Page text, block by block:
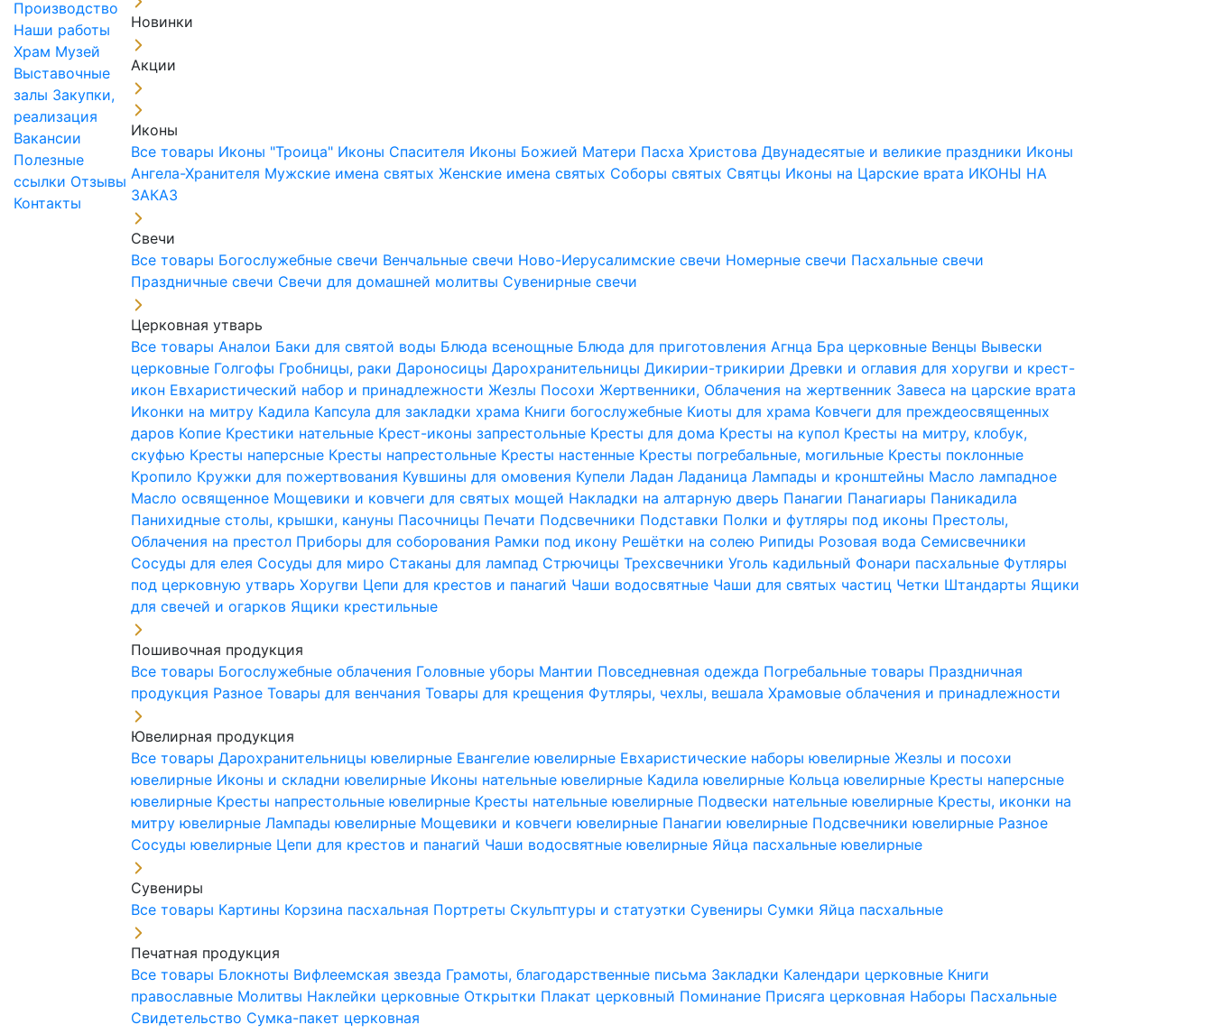
Производство
Наши работы
Храм Музей
Выставочные
залы Закупки,
реализация
Вакансии
Полезные
ссылки Отзывы
Контакты
Новинки
Акции
Иконы
Все товары Иконы "Троица" Иконы Спасителя Иконы Божией Матери Пасха ХристоваДвунадесятые и великие праздники Иконы
Ангела-Хранителя Мужские имена святыхЖенские имена святых Соборы святых Святцы Иконы на Царские врата ИКОНЫ НА
ЗАКАЗ
Свечи
Все товары Богослужебные свечи Венчальные свечи Ново-Иерусалимские свечи Номерные свечи Пасхальные свечи
Праздничные свечи Свечи для домашней молитвы Сувенирные свечи
Церковная утварь
Все товарыАналои Баки для святой воды Блюда всенощные Блюда для приготовления Агнца Бра церковные Венцы Вывески
церковные Голгофы Гробницы, ракиДароносицыДарохранительницыДикирии-трикирииДревки и оглавия для хоругви и крест-
икон Евхаристический набор и принадлежностиЖезлы ПосохиЖертвенники, Облачения на жертвенник Завеса на царские врата
Иконки на митру Кадила Капсула для закладки храма Книги богослужебные Киоты для храма Ковчеги для преждеосвященных
даров Копие Крестики нательные Крест-иконы запрестольные Кресты для дома Кресты на купол Кресты на митру, клобук,
скуфью Кресты наперсные Кресты напрестольные Кресты настенные Кресты погребальные, могильные Кресты поклонные
Кропило Кружки для пожертвования Кувшины для омовения КупелиЛаданЛаданицаЛампады и кронштейны Масло лампадное
Масло освященное Мощевики и ковчеги для святых мощей Накладки на алтарную дверь Панагии Панагиары Паникадила
Панихидные столы, крышки, кануны Пасочницы Печати Подсвечники Подставки Полки и футляры под иконы Престолы,
Облачения на престол Приборы для соборования Рамки под икону Решётки на солею Рипиды Розовая вода Семисвечники
Сосуды для елея Сосуды для миро Стаканы для лампад СтрючицыТрехсвечникиУголь кадильный Фонари пасхальные Футляры
под церковную утварьХоругви Цепи для крестов и панагий Чаши водосвятные Чаши для святых частиц Четки Штандарты Ящики
для свечей и огарков Ящики крестильные
Пошивочная продукция
Все товары Богослужебные облачения Головные уборы Мантии Повседневная одежда Погребальные товары Праздничная
продукция РазноеТовары для венчанияТовары для крещения Футляры, чехлы, вешалаХрамовые облачения и принадлежности
Ювелирная продукция
Все товарыДарохранительницы ювелирные Евангелие ювелирные Евхаристические наборы ювелирныеЖезлы и посохи
ювелирные Иконы и складни ювелирные Иконы нательные ювелирные Кадила ювелирные Кольца ювелирные Кресты наперсные
ювелирные Кресты напрестольные ювелирные Кресты нательные ювелирные Подвески нательные ювелирные Кресты, иконки на
митру ювелирныеЛампады ювелирные Мощевики и ковчеги ювелирные Панагии ювелирные Подсвечники ювелирные Разное
Сосуды ювелирные Цепи для крестов и панагий Чаши водосвятные ювелирные Яйца пасхальные ювелирные
Сувениры
Все товары Картины Корзина пасхальная Портреты Скульптуры и статуэтки Сувениры Сумки Яйца пасхальные
Печатная продукция
Все товары Блокноты Вифлеемская звезда Грамоты, благодарственные письма Закладки Календари церковные Книги
православные Молитвы Наклейки церковные Открытки Плакат церковный Поминание Присяга церковная Наборы Пасхальные
Свидетельство Сумка-пакет церковная